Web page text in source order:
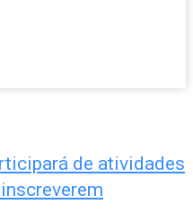
de atividades